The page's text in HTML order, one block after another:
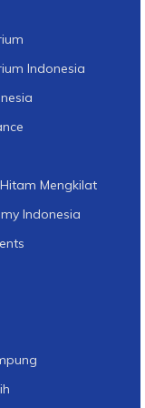
Indonesia
Mengkilat
Indonesia